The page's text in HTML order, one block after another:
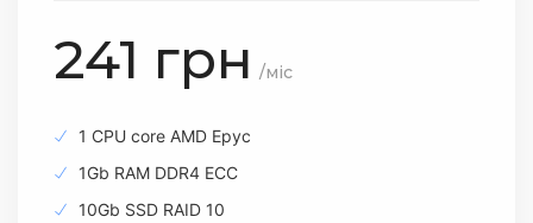
241 грн /міс
1 CPU core AMD Epyc
1Gb RAM DDR4 ECC
10Gb SSD RAID 10